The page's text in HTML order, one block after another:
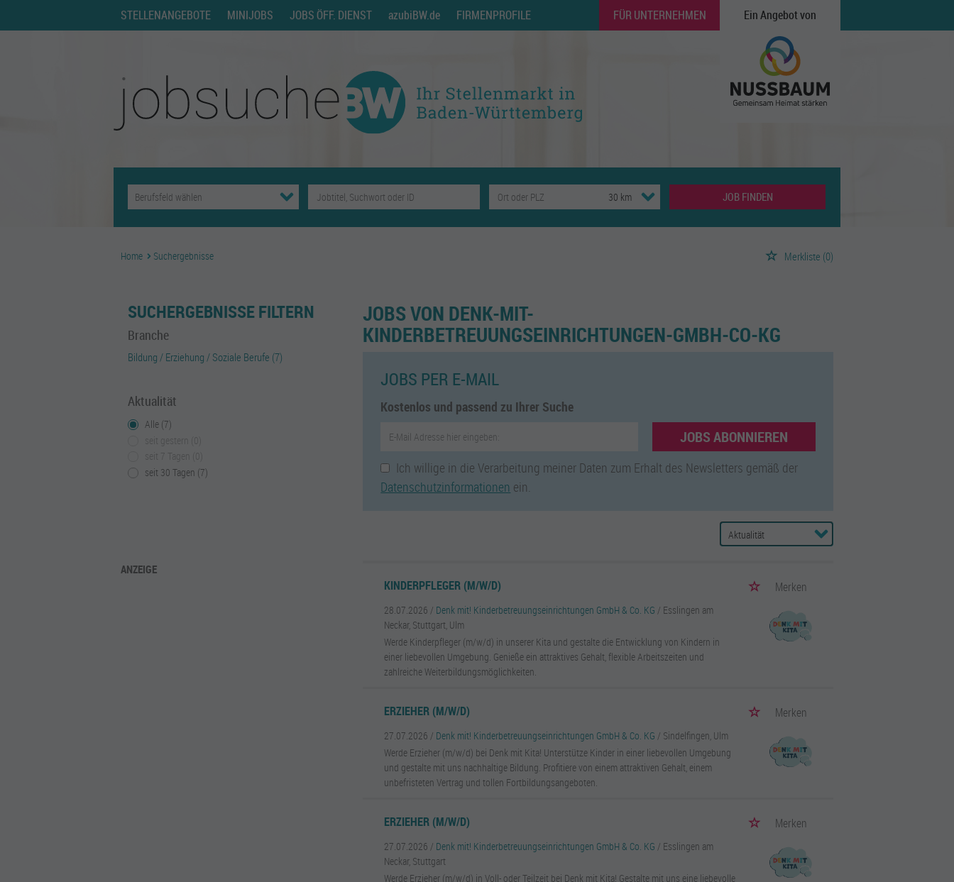
STELLENANGEBOTE MINIJOBS JOBS ÖFF. DIENST azubiBW.de FIRMENPROFILE FÜR UNTERNEHMEN Ein Angebot von
JOB FINDEN
Home Suchergebnisse Merkliste (0)
SUCHERGEBNISSE FILTERN
Branche
Bildung / Erziehung / Soziale Berufe (7)
Aktualität
Alle (7)
seit 30 Tagen (7)
ANZEIGE
JOBS VON DENK-MIT-
KINDERBETREUUNGSEINRICHTUNGEN-GMBH-CO-KG
JOBS PER E-MAIL
Kostenlos und passend zu Ihrer Suche
JOBS ABONNIEREN
Ich willige in die Verarbeitung meiner Daten zum Erhalt des Newsletters gemäß der
Datenschutzinformationen ein.
KINDERPFLEGER (M/W/D) Merken
28.07.2026 / Denk mit! Kinderbetreuungseinrichtungen GmbH & Co. KG / Esslingen am
Neckar, Stuttgart, Ulm
Werde Kinderpfleger (m/w/d) in unserer Kita und gestalte die Entwicklung von Kindern in
einer liebevollen Umgebung. Genieße ein attraktives Gehalt, flexible Arbeitszeiten und
zahlreiche Weiterbildungsmöglichkeiten.
ERZIEHER (M/W/D) Merken
27.07.2026 / Denk mit! Kinderbetreuungseinrichtungen GmbH & Co. KG / Sindelfingen, Ulm
Werde Erzieher (m/w/d) bei Denk mit Kita! Unterstütze Kinder in einer liebevollen Umgebung
und gestalte mit uns nachhaltige Bildung. Profitiere von einem attraktiven Gehalt, einem
unbefristeten Vertrag und tollen Fortbildungsangeboten.
ERZIEHER (M/W/D) Merken
27.07.2026 / Denk mit! Kinderbetreuungseinrichtungen GmbH & Co. KG / Esslingen am
Neckar, Stuttgart
Werde Erzieher (m/w/d) in Voll- oder Teilzeit bei Denk mit Kita! Gestalte mit uns eine liebevolle